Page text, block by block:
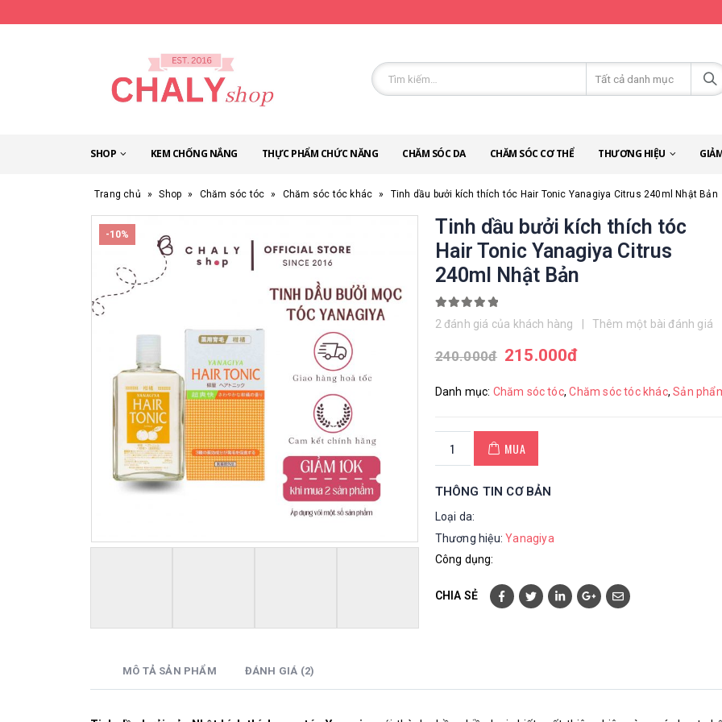
SHOP KEM CHỐNG NẮNG THỰC PHẨM CHỨC NĂNG CHĂM SÓC DA CHĂM SÓC CƠ THỂ THƯƠNG HIỆU
Trang chủ » Shop » Chăm sóc tóc » Chăm sóc tóc khác » Tinh dầu bưởi kích thích tóc Hair Tonic Yanagiya Citrus 240ml Nhật Bản
-10%
Tinh dầu bưởi kích thích tóc
Hair Tonic Yanagiya Citrus
240ml Nhật Bản
5.00 out of 5
2 đánh giá của khách hàng Thêm một bài đánh giá
240.000đ 215.000đ
Danh mục: Chăm sóc tóc,Chăm sóc tóc khác,Sản
MUA
THÔNG TIN CƠ BẢN
Loại da:
Thương hiệu:Yanagiya
Công dụng:
CHIA SẺ
MÔ TẢ SẢN PHẨM ĐÁNH GIÁ (2)